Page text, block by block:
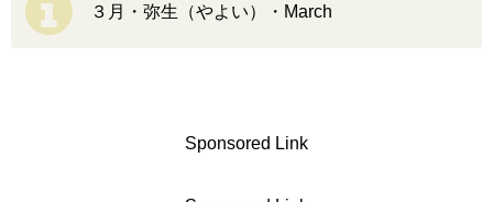
３月・弥生（やよい）・March
Sponsored Link